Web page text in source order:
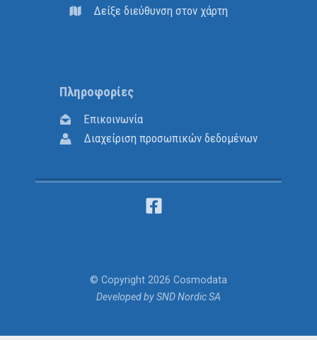
Πληροφορίες
Επικοινωνία
Διαχείριση προσωπικών δεδομένων
Δείξε διεύθυνση στον χάρτη
© Copyright 2026 Cosmodata
Developed by SND Nordic SA